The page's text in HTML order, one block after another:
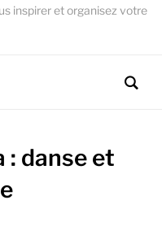
inspirer et organisez votre
: danse et